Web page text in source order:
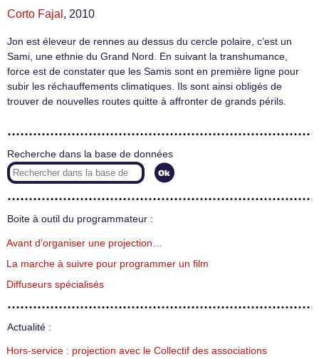
Corto Fajal , 2010
Jon est éleveur de rennes au dessus du cercle polaire, c’est un
Sami, une ethnie du Grand Nord. En suivant la transhumance,
force est de constater que les Samis sont en première ligne pour
subir les réchauffements climatiques. Ils sont ainsi obligés de
trouver de nouvelles routes quitte à affronter de grands périls.
Recherche dans la base de données
Boite à outil du programmateur :
Avant d’organiser une projection…
La marche à suivre pour programmer un film
Diffuseurs spécialisés
Actualité :
Hors-service : projection avec le Collectif des associations